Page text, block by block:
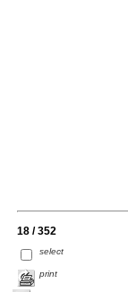
18 / 352
select
print